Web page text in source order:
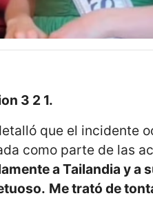
3 2 1.
que el incidente
como parte de las
a Tailandia y a
Me trató de